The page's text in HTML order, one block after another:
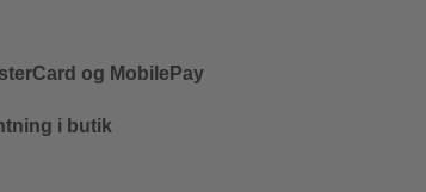
og MobilePay
i butik